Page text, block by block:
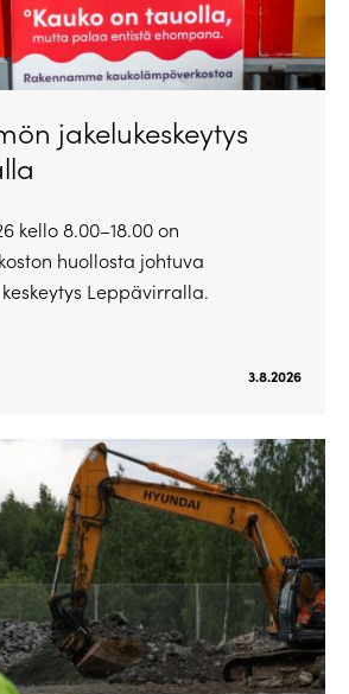
jakelukeskeytys
kello 8.00–18.00 on
huollosta johtuva
Leppävirralla.
3.8.2026